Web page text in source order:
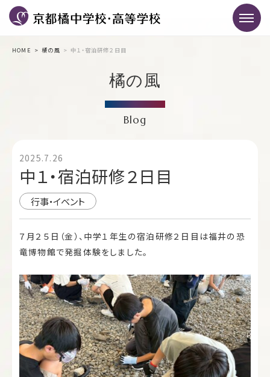
HOME 橘の風 中１・宿泊研修２日目
橘の風
Blog
2025.7.26
中１・宿泊研修２日目
行事・イベント
７月２５日（金）、中学１年生の宿泊研修２日目は福井の恐
竜博物館で発掘体験をしました。